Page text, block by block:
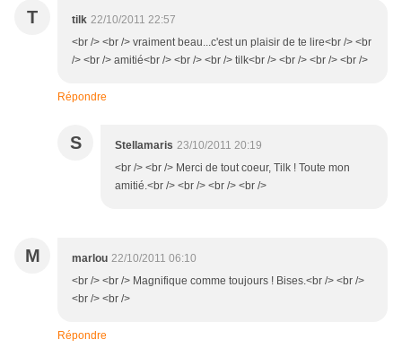
T tilk 22/10/2011 22:57
<br /> <br /> vraiment beau...c'est un plaisir de te lire<br /> <br
/> <br /> amitié<br /> <br /> <br /> tilk<br /> <br /> <br /> <br />
Répondre
S Stellamaris 23/10/2011 20:19
<br /> <br /> Merci de tout coeur, Tilk ! Toute mon
amitié.<br /> <br /> <br /> <br />
M marlou 22/10/2011 06:10
<br /> <br /> Magnifique comme toujours ! Bises.<br /> <br />
<br /> <br />
Répondre